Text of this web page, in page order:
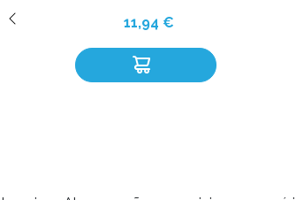
11,94 €